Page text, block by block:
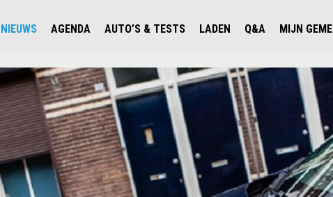
NIEUWS
CIJFERS EN STATISTIEKEN EV'S IN NEDERLAND
AANMELDEN NIEUWSBRIEF
AGENDA
AUTO’S & TESTS
AUTOTESTS
JOUW VOLGENDE AUTO ELEKTRISCH?
LADEN
LADEN IN HET BUITENLAND
Q&A
KOSTEN &
OPLADEN
SLIM LADEN
VEILIGHEID
MILIEU
MIJN